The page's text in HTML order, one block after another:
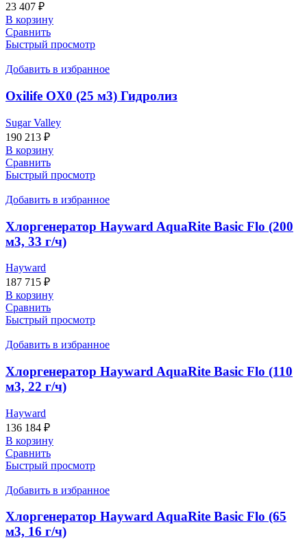
23 407 ₽
В корзину
Сравнить
Быстрый просмотр
Добавить в избранное
Oxilife OX0 (25 м3) Гидролиз
Sugar Valley
190 213 ₽
В корзину
Сравнить
Быстрый просмотр
Добавить в избранное
Хлоргенератор Hayward AquaRite Basic Flo (200
м3, 33 г/ч)
Hayward
187 715 ₽
В корзину
Сравнить
Быстрый просмотр
Добавить в избранное
Хлоргенератор Hayward AquaRite Basic Flo (110
м3, 22 г/ч)
Hayward
136 184 ₽
В корзину
Сравнить
Быстрый просмотр
Добавить в избранное
Хлоргенератор Hayward AquaRite Basic Flo (65
м3, 16 г/ч)